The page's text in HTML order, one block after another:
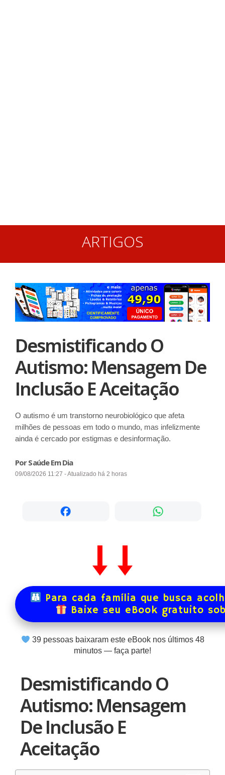
ARTIGOS
Desmistificando O
Autismo: Mensagem De
Inclusão E Aceitação
O autismo é um transtorno neurobiológico que afeta
milhões de pessoas em todo o mundo, mas infelizmente
ainda é cercado por estigmas e desinformação.
Por Saúde Em Dia
09/08/2026 11:27 - Atualizado há 2 horas
Para cada família que busca
Baixe seu eBook gratuito
39pessoas baixaram este eBook nos últimos 48
minutos — faça parte!
Desmistificando O
Autismo: Mensagem
De Inclusão E
Aceitação